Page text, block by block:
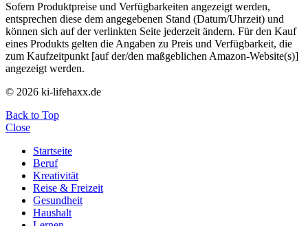
Sofern Produktpreise und Verfügbarkeiten angezeigt werden,
entsprechen diese dem angegebenen Stand (Datum/Uhrzeit) und
können sich auf der verlinkten Seite jederzeit ändern. Für den Kauf
eines Produkts gelten die Angaben zu Preis und Verfügbarkeit, die
zum Kaufzeitpunkt [auf der/den maßgeblichen Amazon-Website(s)]
angezeigt werden.
© 2026 ki-lifehaxx.de
Back to Top
Close
Startseite
Beruf
Kreativität
Reise & Freizeit
Gesundheit
Haushalt